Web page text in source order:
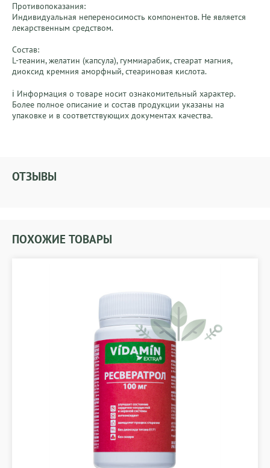
Противопоказания:
Индивидуальная непереносимость компонентов. Не является
лекарственным средством.
Состав:
L-теанин, желатин (капсула), гуммиарабик, стеарат магния,
диоксид кремния аморфный, стеариновая кислота.
ℹ️ Информация о товаре носит ознакомительный характер.
Более полное описание и состав продукции указаны на
упаковке и в соответствующих документах качества.
ОТЗЫВЫ
ПОХОЖИЕ ТОВАРЫ